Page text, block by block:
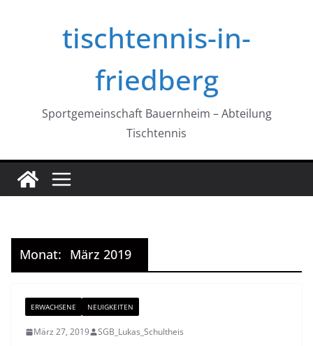
tischtennis-in-
friedberg
Sportgemeinschaft Bauernheim – Abteilung
Tischtennis
Monat: März 2019
ERWACHSENE NEUIGKEITEN
März 27, 2019 SGB_Lukas_Schultheis